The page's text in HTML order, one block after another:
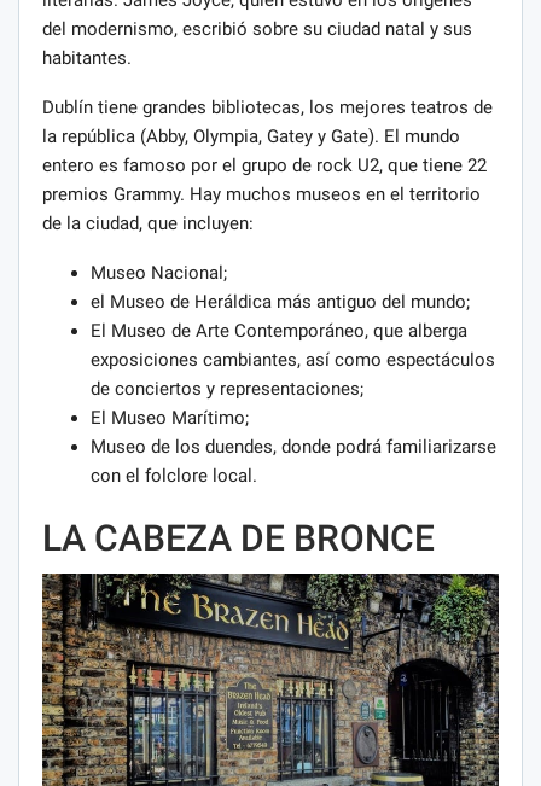
del modernismo, escribió sobre su ciudad natal y sus
habitantes.
Dublín tiene grandes bibliotecas, los mejores teatros de
la república (Abby, Olympia, Gatey y Gate). El mundo
entero es famoso por el grupo de rock U2, que tiene 22
premios Grammy. Hay muchos museos en el territorio
de la ciudad, que incluyen:
Museo Nacional;
el Museo de Heráldica más antiguo del mundo;
El Museo de Arte Contemporáneo, que alberga
exposiciones cambiantes, así como espectáculos
de conciertos y representaciones;
El Museo Marítimo;
Museo de los duendes, donde podrá familiarizarse
con el folclore local.
LA CABEZA DE BRONCE